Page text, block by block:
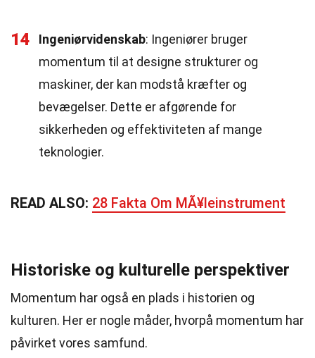
14 Ingeniørvidenskab: Ingeniører bruger
momentum til at designe strukturer og
maskiner, der kan modstå kræfter og
bevægelser. Dette er afgørende for
sikkerheden og effektiviteten af mange
teknologier.
READ ALSO: 28 Fakta Om MÃ¥leinstrument
Historiske og kulturelle perspektiver
Momentum har også en plads i historien og
kulturen. Her er nogle måder, hvorpå momentum har
påvirket vores samfund.